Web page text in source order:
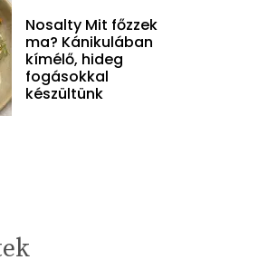
Nosalty Mit főzzek
ma? Kánikulában
kímélő, hideg
fogásokkal
készültünk